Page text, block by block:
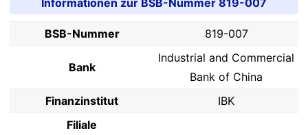
Informationen zur BSB-Nummer 819-007
BSB-Nummer 819-007
Bank
Industrial and Commercial
Bank of China
Finanzinstitut
IBK
Filiale